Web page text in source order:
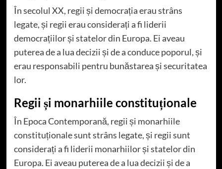
În secolul XX, regii și democrația erau strâns
legate, și regii erau considerați a fi liderii
democrațiilor și statelor din Europa. Ei aveau
puterea de a lua decizii și de a conduce poporul, și
erau responsabili pentru bunăstarea și securitatea
lor.
Regii și monarhiile constituționale
În Epoca Contemporană, regii și monarhiile
constituționale sunt strâns legate, și regii sunt
considerați a fi liderii monarhiilor și statelor din
Europa. Ei aveau puterea de a lua decizii și de a